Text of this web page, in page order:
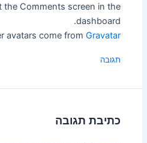
the Comments screen in the
dashboard.
avatars come from Gravatar
תגובה
כתיבת תגובה